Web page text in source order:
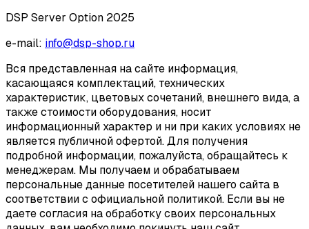
DSP Server Option 2025
e-mail: info@dsp-shop.ru
Вся представленная на сайте информация,
касающаяся комплектаций, технических
характеристик, цветовых сочетаний, внешнего вида, а
также стоимости оборудования, носит
информационный характер и ни при каких условиях не
является публичной офертой. Для получения
подробной информации, пожалуйста, обращайтесь к
менеджерам. Мы получаем и обрабатываем
персональные данные посетителей нашего сайта в
соответствии с официальной политикой. Если вы не
даете согласия на обработку своих персональных